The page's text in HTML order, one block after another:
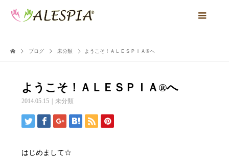
ブログ 未分類 ようこそ！ＡＬＥＳＰＩＡ®へ
ようこそ！ＡＬＥＳＰＩＡ®へ
2014.05.15 未分類
はじめまして☆